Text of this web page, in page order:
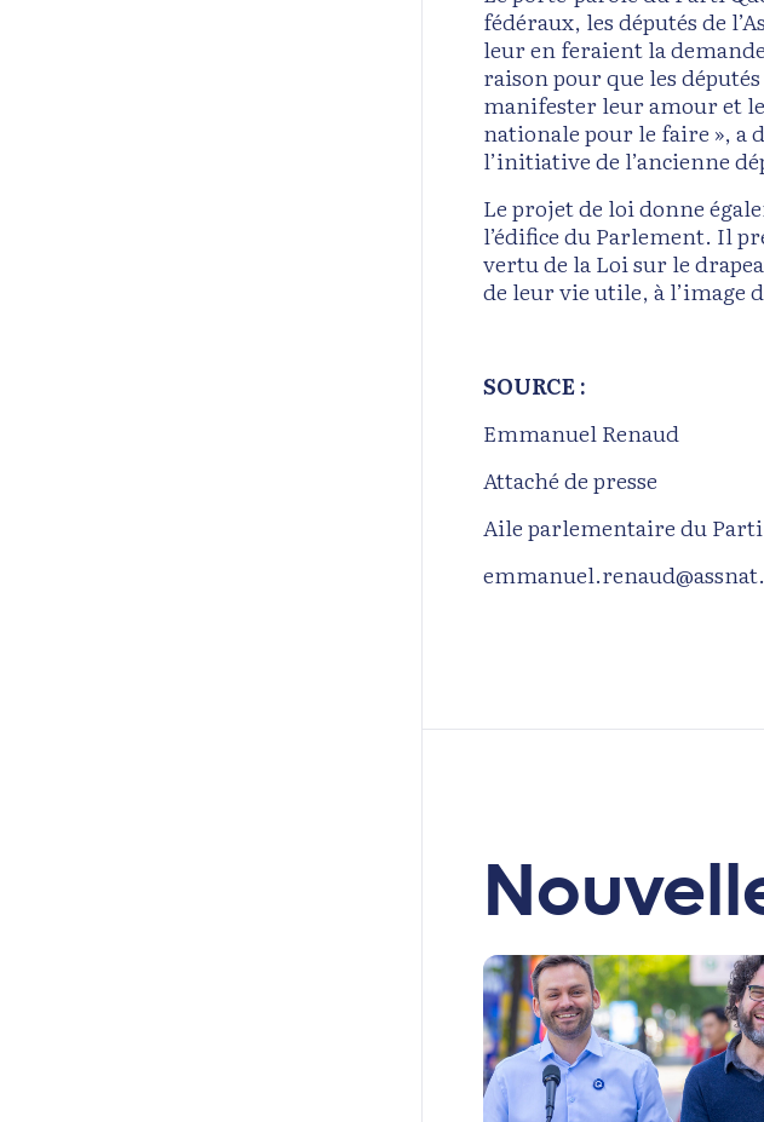
fédéraux, les députés de
leur en feraient la
raison pour que les
manifester leur amour et
nationale pour le faire », a
l’initiative de l’ancienne
Le projet de loi donne
l’édifice du Parlement. Il
vertu de la Loi sur le
de leur vie utile, à l’image
SOURCE :
Emmanuel Renaud
Attaché de presse
Aile parlementaire du Parti